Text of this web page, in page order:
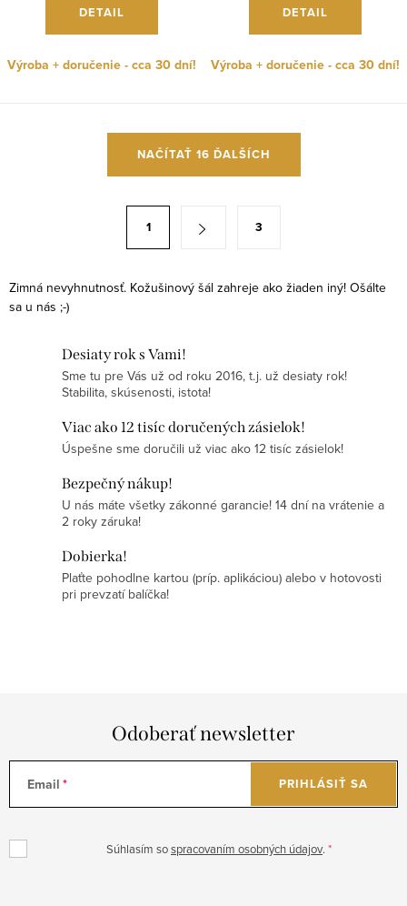
DETAIL
Výroba + doručenie - cca 30 dní!
DETAIL
Výroba + doručenie - cca 30 dní!
c
i
NAČÍTAŤ 16 ĎALŠÍCH
á
n
1 3
Zimná nevyhnutnosť. Kožušinový šál zahreje ako žiaden iný! Ošálte
sa u nás ;-)
Desiaty rok s Vami!
Sme tu pre Vás už od roku 2016, t.j. už desiaty rok!
Stabilita, skúsenosti, istota!
Viac ako 12 tisíc doručených zásielok!
Úspešne sme doručili už viac ako 12 tisíc zásielok!
Bezpečný nákup!
U nás máte všetky zákonné garancie! 14 dní na vrátenie a
2 roky záruka!
Dobierka!
Plaťte pohodlne kartou (príp. aplikáciou) alebo v hotovosti
pri prevzatí balíčka!
Odoberať newsletter
Email
Súhlasím sospracovaním osobných údajov.
PRIHLÁSIŤ SA